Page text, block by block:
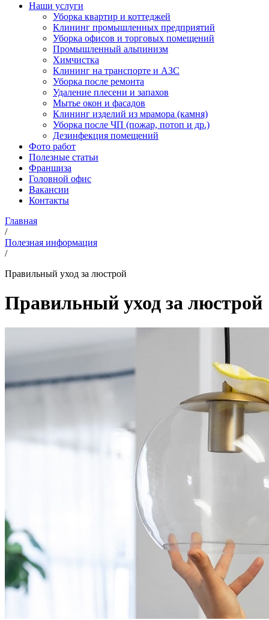
Наши услуги
Уборка квартир и коттеджей
Клининг промышленных предприятий
Уборка офисов и торговых помещений
Промышленный альпинизм
Химчистка
Клининг на транспорте и АЗС
Уборка после ремонта
Удаление плесени и запахов
Мытье окон и фасадов
Клининг изделий из мрамора (камня)
Уборка после ЧП (пожар, потоп и др.)
Дезинфекция помещений
Фото работ
Полезные статьи
Франшиза
Головной офис
Вакансии
Контакты
Главная
/
Полезная информация
/
Правильный уход за люстрой
Правильный уход за люстрой